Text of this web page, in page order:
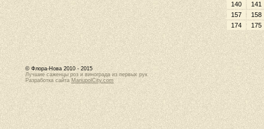
140
141
157
158
174
175
© Флора-Нова 2010 - 2015
Лучшие саженцы роз и винограда из первых рук
Разработка сайта MariupolCity.com